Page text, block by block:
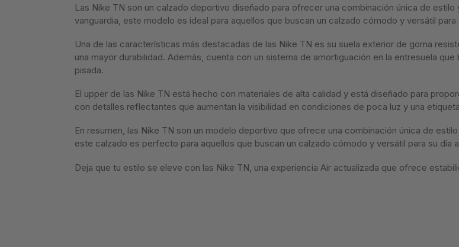
Las Nike TN son un calzado deportivo diseñado para ofrecer una combinación única de
vanguardia, este modelo es ideal para aquellos que buscan un calzado cómodo y versátil para
Una de las características más destacadas de las Nike TN es su suela exterior de goma
una mayor durabilidad. Además, cuenta con un sistema de amortiguación en la entresuela
pisada.
El upper de las Nike TN está hecho con materiales de alta calidad y está diseñado para
con detalles reflectantes que aumentan la visibilidad en condiciones de poca luz y una
En resumen, las Nike TN son un modelo deportivo que ofrece una combinación única de
este calzado es perfecto para aquellos que buscan un calzado cómodo y versátil para su día
Deja que tu estilo se eleve con las Nike TN, una experiencia Air actualizada que ofrece